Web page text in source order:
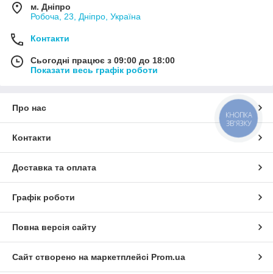
м. Дніпро
Робоча, 23, Дніпро, Україна
Контакти
Сьогодні працює з 09:00 до 18:00
Показати весь графік роботи
Про нас
Контакти
Доставка та оплата
Графік роботи
Повна версія сайту
Сайт створено на маркетплейсі Prom.ua
КНОПКА
ЗВ'ЯЗКУ